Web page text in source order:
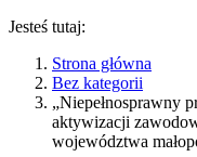
Jesteś tutaj:
Strona główna
Bez kategorii
„Niepełnosprawny
aktywizacji
województwa